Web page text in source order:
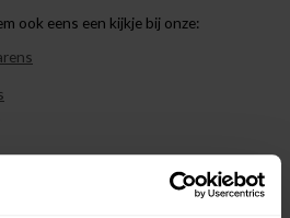
ook eens een kijkje bij onze: